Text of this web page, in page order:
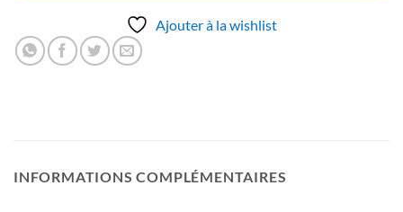
Ajouter à la wishlist
INFORMATIONS COMPLÉMENTAIRES